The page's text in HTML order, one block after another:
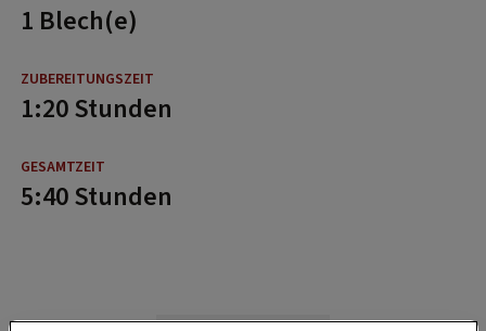
1 Blech(e)
1:20 Stunden
5:40 Stunden